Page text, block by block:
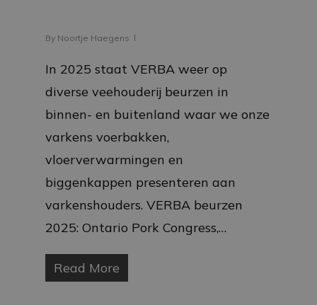
By Noortje Haegens
In 2025 staat VERBA weer op
diverse veehouderij beurzen in
binnen- en buitenland waar we onze
varkens voerbakken,
vloerverwarmingen en
biggenkappen presenteren aan
varkenshouders. VERBA beurzen
2025: Ontario Pork Congress,…
Read More